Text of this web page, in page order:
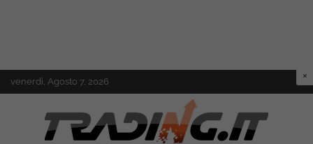
to
venerdì, Agosto 7, 2026